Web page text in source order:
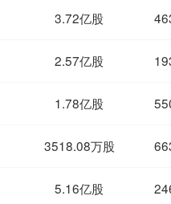
3.72亿股
2.57亿股
1.78亿股
3518.08万股
5.16亿股